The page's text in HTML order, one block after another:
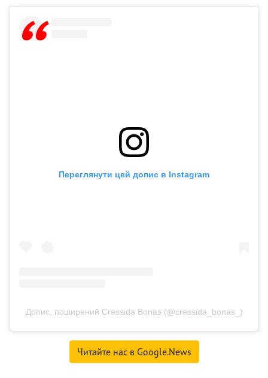
Переглянути цей допис в Instagram
Допис, поширений Cressida Bonas (@cressida_bonas_)
Читайте нас в Google.News